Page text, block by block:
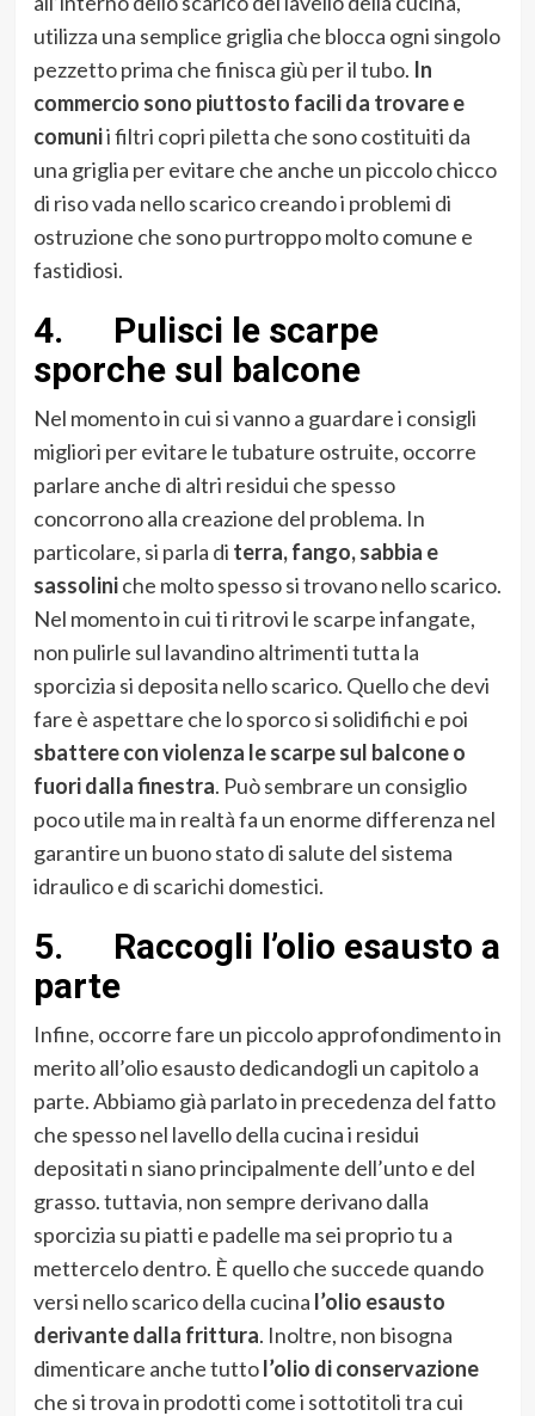
utilizza una semplice griglia che blocca ogni singolo
pezzetto prima che finisca giù per il tubo. In
commercio sono piuttosto facili da trovare e
comunii filtri copri piletta che sono costituiti da
una griglia per evitare che anche un piccolo chicco
di riso vada nello scarico creando i problemi di
ostruzione che sono purtroppo molto comune e
fastidiosi.
4. Pulisci le scarpe
sporche sul balcone
Nel momento in cui si vanno a guardare i consigli
migliori per evitare le tubature ostruite, occorre
parlare anche di altri residui che spesso
concorrono alla creazione del problema. In
particolare, si parla di terra, fango, sabbia e
sassoliniche molto spesso si trovano nello scarico.
Nel momento in cui ti ritrovi le scarpe infangate,
non pulirle sul lavandino altrimenti tutta la
sporcizia si deposita nello scarico. Quello che devi
fare è aspettare che lo sporco si solidifichi e poi
sbattere con violenza le scarpe sul balcone o
fuori dalla finestra. Può sembrare un consiglio
poco utile ma in realtà fa un enorme differenza nel
garantire un buono stato di salute del sistema
idraulico e di scarichi domestici.
5. Raccogli l’olio esausto a
parte
Infine, occorre fare un piccolo approfondimento in
merito all’olio esausto dedicandogli un capitolo a
parte. Abbiamo già parlato in precedenza del fatto
che spesso nel lavello della cucina i residui
depositati n siano principalmente dell’unto e del
grasso. tuttavia, non sempre derivano dalla
sporcizia su piatti e padelle ma sei proprio tu a
mettercelo dentro. È quello che succede quando
versi nello scarico della cucina l’olio esausto
derivante dalla frittura. Inoltre, non bisogna
dimenticare anche tuttol’olio di conservazione
che si trova in prodotti come i sottotitoli tra cui